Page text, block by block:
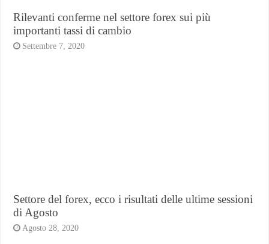
Rilevanti conferme nel settore forex sui più
importanti tassi di cambio
Settembre 7, 2020
Settore del forex, ecco i risultati delle ultime sessioni
di Agosto
Agosto 28, 2020